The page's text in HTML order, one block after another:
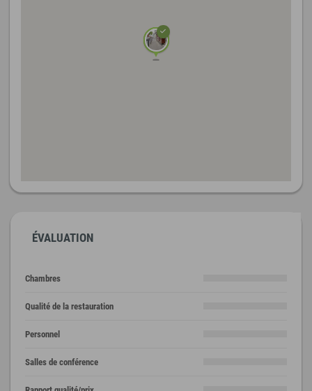
ÉVALUATION
Chambres
Qualité de la restauration
Personnel
Salles de conférence